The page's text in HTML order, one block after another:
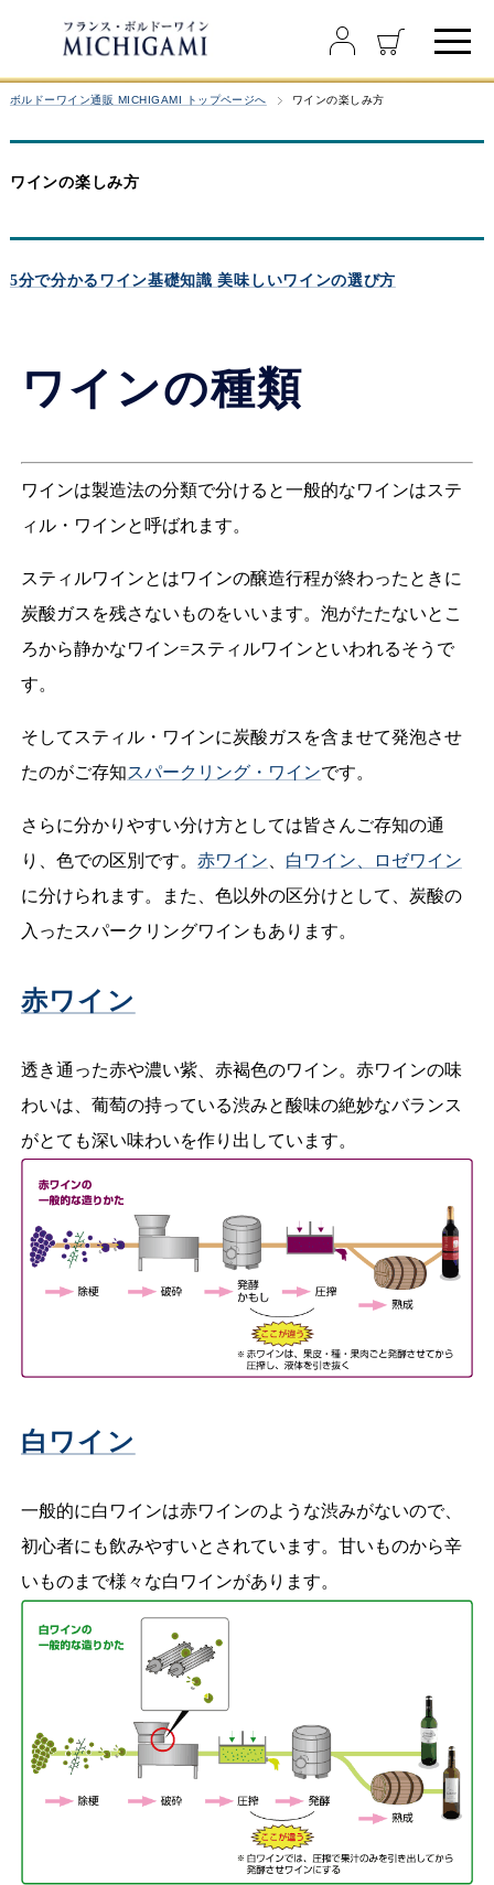
ボルドーワイン通販 MICHIGAMI トップページへ ワインの楽しみ方
ワインの楽しみ方
5分で分かるワイン基礎知識 美味しいワインの選び方
ワインの種類
ワインは製造法の分類で分けると一般的なワインはステ
ィル・ワインと呼ばれます。
スティルワインとはワインの醸造行程が終わったときに
炭酸ガスを残さないものをいいます。泡がたたないとこ
ろから静かなワイン=スティルワインといわれるそうで
す。
そしてスティル・ワインに炭酸ガスを含ませて発泡させ
たのがご存知スパークリング・ワインです。
さらに分かりやすい分け方としては皆さんご存知の通
り、色での区別です。 赤ワイン
白ワイン、ロゼワイン
に分けられます。また、色以外の区分けとして、炭酸の
入ったスパークリングワインもあります。
赤ワイン
透き通った赤や濃い紫、赤褐色のワイン。赤ワインの味
わいは、葡萄の持っている渋みと酸味の絶妙なバランス
がとても深い味わいを作り出しています。
白ワイン
一般的に白ワインは赤ワインのような渋みがないので、
初心者にも飲みやすいとされています。甘いものから辛
いものまで様々な白ワインがあります。